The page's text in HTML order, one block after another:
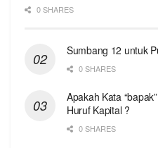
0 SHARES
Sumbang 12 untuk
0 SHARES
Apakah Kata
Huruf Kapital ?
0 SHARES